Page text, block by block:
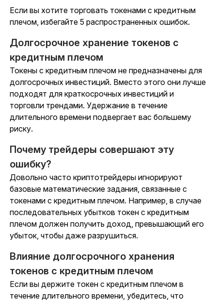
Если вы хотите торговать токенами с кредитным
плечом, избегайте 5 распространенных ошибок.
Долгосрочное хранение токенов с
кредитным плечом
Токены с кредитным плечом не предназначены для
долгосрочных инвестиций. Вместо этого они лучше
подходят для краткосрочных инвестиций и
торговли трендами. Удержание в течение
длительного времени подвергает вас большему
риску.
Почему трейдеры совершают эту
ошибку?
Довольно часто криптотрейдеры игнорируют
базовые математические задания, связанные с
токенами с кредитным плечом. Например, в случае
последовательных убытков токен с кредитным
плечом должен получить доход, превышающий его
убыток, чтобы даже разрушиться.
Влияние долгосрочного хранения
токенов с кредитным плечом
Если вы держите токен с кредитным плечом в
течение длительного времени, убедитесь, что